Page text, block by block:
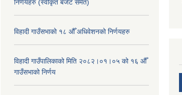
निर्णयहरु (स्वीकृत बजेट समेत)
विहादी गाउँसभाको १८ औँ अधिवेशनको निर्णयहरु
विहादी गाउँपालिकाको मिति २०८२।०१।०५ को १६ औँ
गाउँसभाको निर्णय